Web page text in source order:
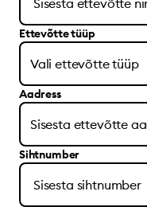
Ettevõtte tüüp
Aadress
Sihtnumber